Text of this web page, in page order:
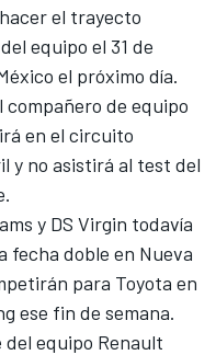
el trayecto
equipo el 31 de
el próximo día.
de equipo
en el circuito
y no asistirá al test del
y DS Virgin todavía
fecha doble en Nueva
para Toyota en
ese fin de semana.
equipo Renault